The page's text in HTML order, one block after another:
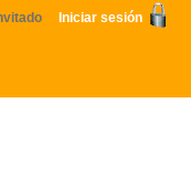
Iniciar sesión